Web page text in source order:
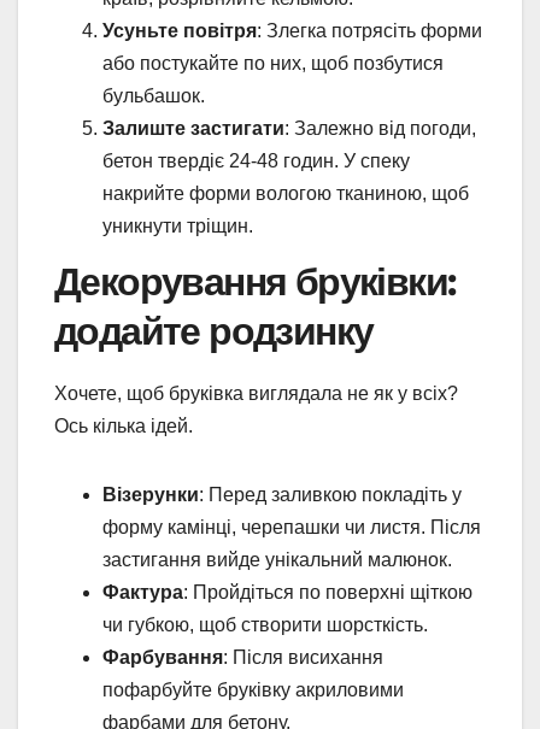
Усуньте повітря: Злегка потрясіть форми
або постукайте по них, щоб позбутися
бульбашок.
Залиште застигати: Залежно від погоди,
бетон твердіє 24-48 годин. У спеку
накрийте форми вологою тканиною, щоб
уникнути тріщин.
Декорування бруківки:
додайте родзинку
Хочете, щоб бруківка виглядала не як у всіх?
Ось кілька ідей.
Візерунки: Перед заливкою покладіть у
форму камінці, черепашки чи листя. Після
застигання вийде унікальний малюнок.
Фактура: Пройдіться по поверхні щіткою
чи губкою, щоб створити шорсткість.
Фарбування: Після висихання
пофарбуйте бруківку акриловими
фарбами для бетону.